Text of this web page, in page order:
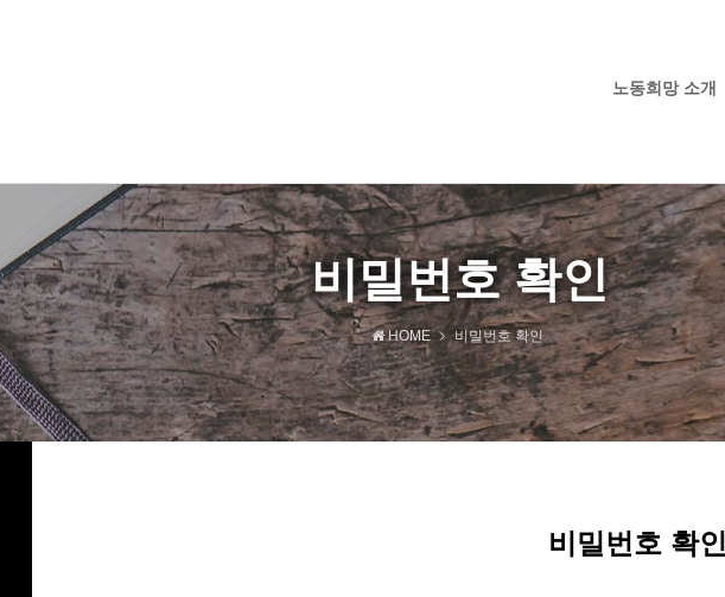
노동희망 소개
비밀번호 확인
HOME 비밀번호 확인
비밀번호 확인